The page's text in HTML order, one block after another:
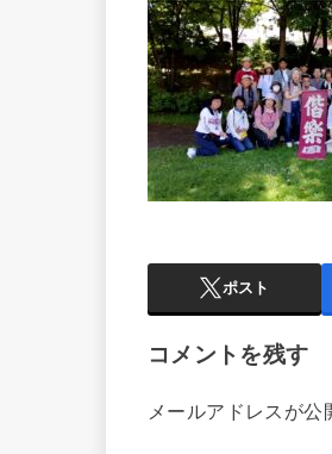
ポスト
コメントを残す
メールアドレスが公